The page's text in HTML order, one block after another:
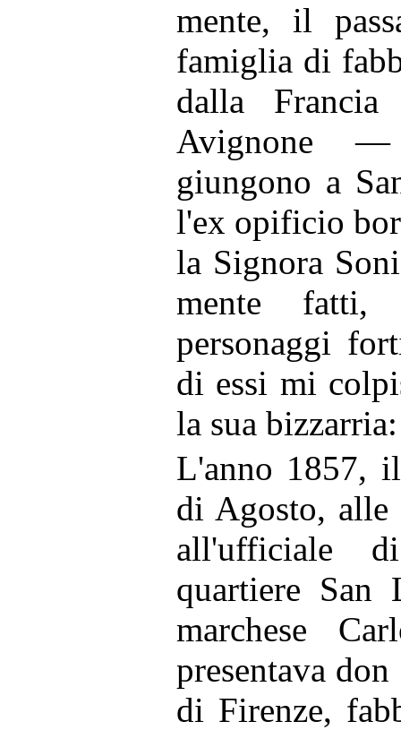
mente, il
famiglia di
dalla Francia
Avignone
giungono a
l'ex opificio
la Signora
mente fatti,
personaggi
di essi mi
la sua
L'anno 1857,
di Agosto,
all'ufficiale
quartiere
marchese
presentava
di Firenze,